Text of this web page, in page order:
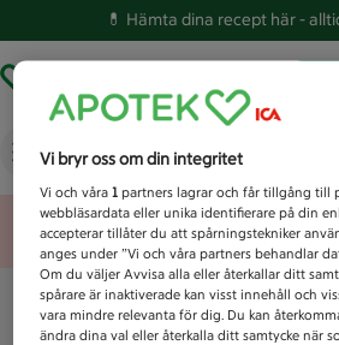
💊 Hämta dina recept här -
Vad letar du efter idag?
Unknown error
Vi bryr oss om din integritet
Vi och våra1 partners lagrar och får tillgång till
webbläsardata eller unika identifierare på din
accepterar tillåter du att spårningstekniker
anges under ”Vi och våra partners behandlar
Om du väljer Avvisa alla eller återkallar ditt
spårare är inaktiverade kan visst innehåll och
vara mindre relevanta för dig. Du kan
ändra dina val eller återkalla ditt samtycke när